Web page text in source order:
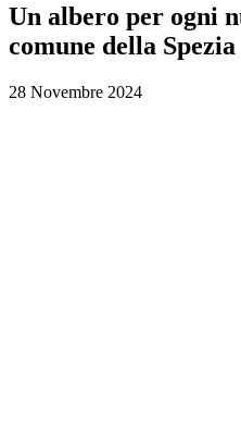
Un albero per ogni
comune della Spezia
28 Novembre 2024